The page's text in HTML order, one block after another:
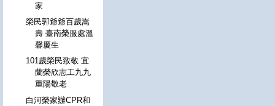
家
榮民郭爺爺百歲嵩
壽 臺南榮服處溫
馨慶生
101歲榮民致敬 宜
蘭榮欣志工九九
重陽敬老
白河榮家辦CPR和